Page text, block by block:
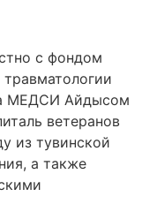
с фондом
МЕДСИ Айдысом
ветеранов
из тувинской
а также